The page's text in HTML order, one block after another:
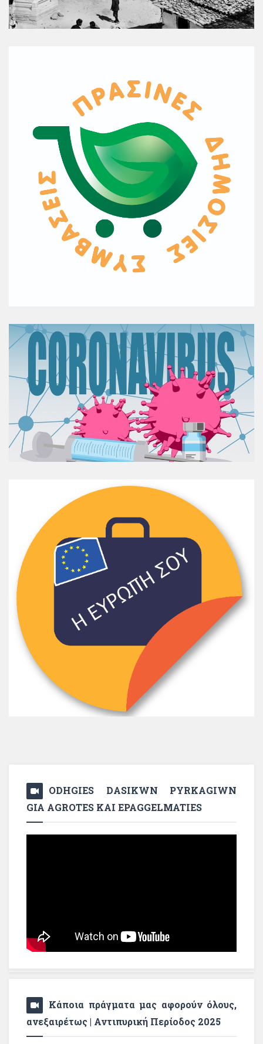
ODHGIES DASIKWN PYRKAGIWN
GIA AGROTES KAI EPAGGELMATIES
Κάποια πράγματα μας αφορούν όλους,
ανεξαιρέτως | Αντιπυρική Περίοδος 2025